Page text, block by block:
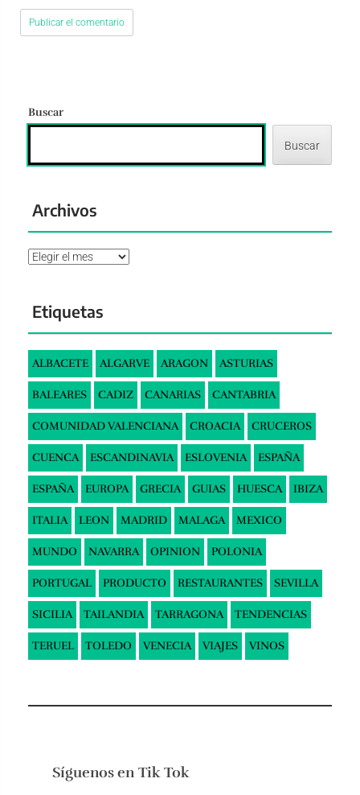
Buscar
Buscar
Archivos
Archivos
Etiquetas
ALBACETE ALGARVE ARAGON ASTURIAS
BALEARES CADIZ CANARIAS CANTABRIA
COMUNIDAD VALENCIANA CROACIA CRUCEROS
CUENCA ESCANDINAVIA ESLOVENIA ESPAÑA
ESPAÑA EUROPA GRECIA GUIAS HUESCA IBIZA
ITALIA LEON MADRID MALAGA MEXICO
MUNDO NAVARRA OPINION POLONIA
PORTUGAL PRODUCTO RESTAURANTES SEVILLA
SICILIA TAILANDIA TARRAGONA TENDENCIAS
TERUEL TOLEDO VENECIA VIAJES VINOS
Síguenos en Tik Tok